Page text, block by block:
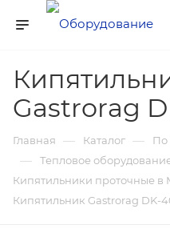
Gastrorag
Главная — Каталог — По
— Тепловое
Кипятильники проточные в
Кипятильник Gastrorag DK-